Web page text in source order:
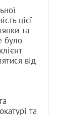
цієї
та
було
від
та